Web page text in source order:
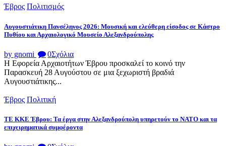
Έβρος Πολιτισμός
Αυγουστιάτικη Πανσέληνος 2026: Μουσική και ελεύθερη είσοδος σε Κάστρο
Πυθίου και Αρχαιολογικό Μουσείο Αλεξανδρούπολης
by gnomi 0Σχόλια
Η Εφορεία Αρχαιοτήτων Έβρου προσκαλεί το κοινό την
Παρασκευή 28 Αυγούστου σε μια ξεχωριστή βραδιά
Αυγουστιάτικης...
Έβρος Πολιτική
ΤΕ ΚΚΕ Έβρου: Τα έργα στην Αλεξανδρούπολη υπηρετούν το ΝΑΤΟ και τα
επιχειρηματικά συμφέροντα